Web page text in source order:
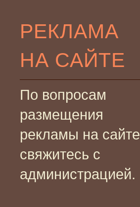
РЕКЛАМА
НА САЙТЕ
По вопросам
размещения
рекламы на сайте
свяжитесь с
администрацией.